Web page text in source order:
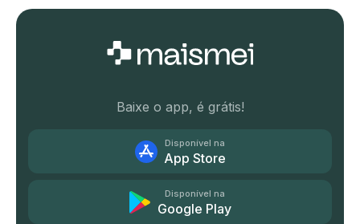
Baixe o app, é grátis!
Disponível na
App Store
Disponível na
Google Play